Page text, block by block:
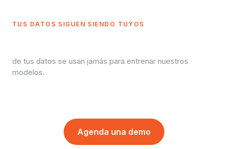
TUS DATOS SIGUEN SIENDO TUYOS
de tus datos se usan jamás para entrenar nuestros
modelos.
Agenda una demo